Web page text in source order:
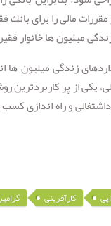
مالی را برای بانك
ميليون ها خانوار
زندگی ميليون
یکی از پر
و راه اندازی کسب
کارآفرینی